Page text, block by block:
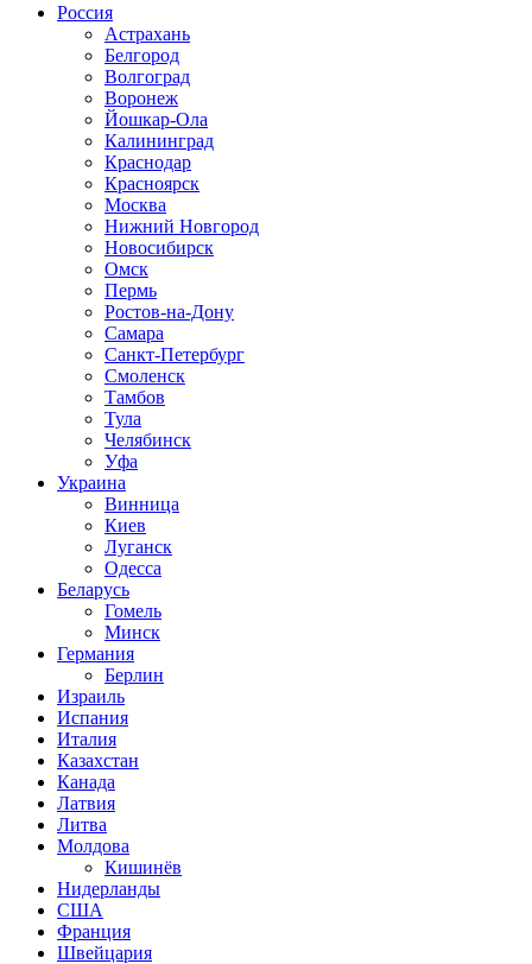
Россия
Астрахань
Белгород
Волгоград
Воронеж
Йошкар-Ола
Калининград
Краснодар
Красноярск
Москва
Нижний Новгород
Новосибирск
Омск
Пермь
Ростов-на-Дону
Самара
Санкт-Петербург
Смоленск
Тамбов
Тула
Челябинск
Уфа
Украина
Винница
Киев
Луганск
Одесса
Беларусь
Гомель
Минск
Германия
Берлин
Израиль
Испания
Италия
Казахстан
Канада
Латвия
Литва
Молдова
Кишинёв
Нидерланды
США
Франция
Швейцария